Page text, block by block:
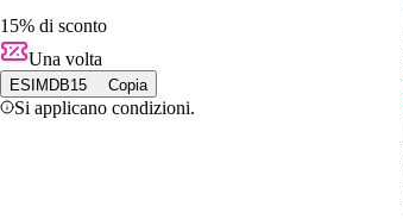
15% di sconto
Una volta
ESIMDB15 Copia
Si applicano condizioni.